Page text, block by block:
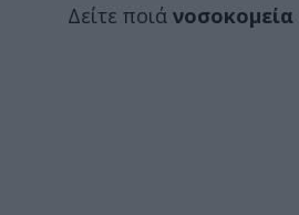
Δείτε ποιά νοσοκομεία